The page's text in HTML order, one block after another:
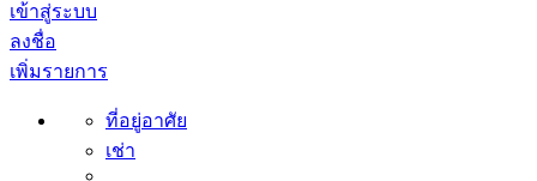
เข้าสู่ระบบ
ลงชื่อ
เพิ่มรายการ
ที่อยู่อาศัย
เช่า